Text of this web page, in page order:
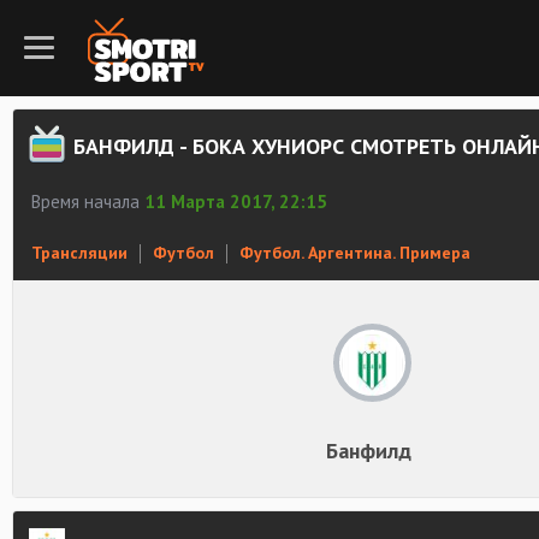
БАНФИЛД - БОКА ХУНИОРС СМОТРЕТЬ
Время начала 11 Марта 2017, 22:15
Трансляции Футбол Футбол. Аргентина. Примера
Банфилд